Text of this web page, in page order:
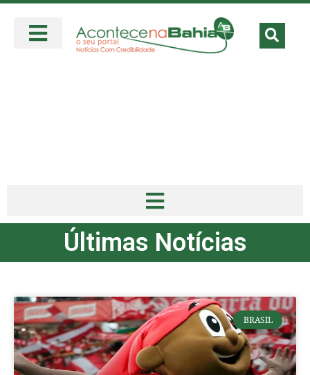
Últimas Notícias
BRASIL